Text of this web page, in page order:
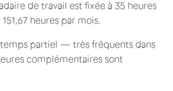
de travail est fixée à 35 heures
heures par mois.
temps partiel — très fréquents dans
complémentaires sont